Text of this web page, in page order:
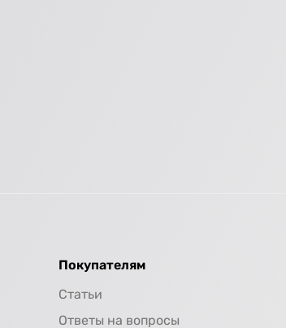
Покупателям
Статьи
Ответы на вопросы